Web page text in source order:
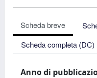
Scheda breve
Scheda completa (DC)
Anno di